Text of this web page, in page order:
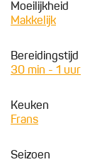
Moeilijkheid
Makkelijk
Bereidingstijd
30 min - 1 uur
Keuken
Frans
Seizoen